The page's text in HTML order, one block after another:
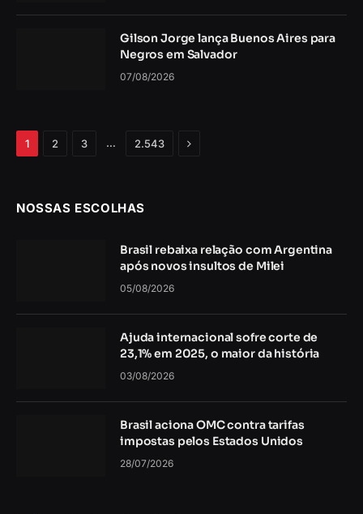
Gilson Jorge lança Buenos Aires para
Negros em Salvador
07/08/2026
1 2 3 … 2.543 Próximo
NOSSAS ESCOLHAS
Brasil rebaixa relação com Argentina
após novos insultos de Milei
05/08/2026
Ajuda internacional sofre corte de
23,1% em 2025, o maior da história
03/08/2026
Brasil aciona OMC contra tarifas
impostas pelos Estados Unidos
28/07/2026